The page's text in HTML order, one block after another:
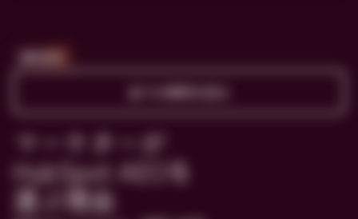
全ての事例を見る
マーケターが
HubSpot AEOを
選ぶ理由